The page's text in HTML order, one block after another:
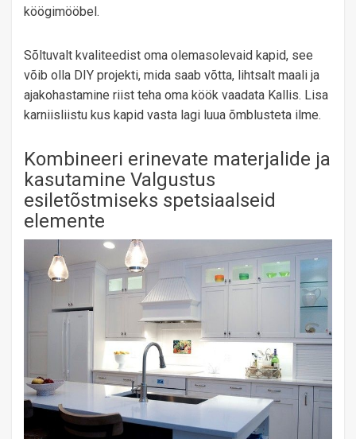
köögimööbel.
Sõltuvalt kvaliteedist oma olemasolevaid kapid, see
võib olla DIY projekti, mida saab võtta, lihtsalt maali ja
ajakohastamine riist teha oma köök vaadata Kallis. Lisa
karniisliistu kus kapid vasta lagi luua õmblusteta ilme.
Kombineeri erinevate materjalide ja
kasutamine Valgustus
esiletõstmiseks spetsiaalseid
elemente